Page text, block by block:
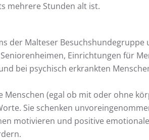
mehrere Stunden alt ist.
der Malteser
Einrichtungen für
bei psychisch erkrankten
(egal ob mit oder ohne
Sie schenken
motivieren und positive